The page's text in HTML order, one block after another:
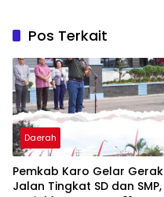
Pos Terkait
Daerah
Pemkab Karo Gelar Gerak
Jalan Tingkat SD dan SMP,